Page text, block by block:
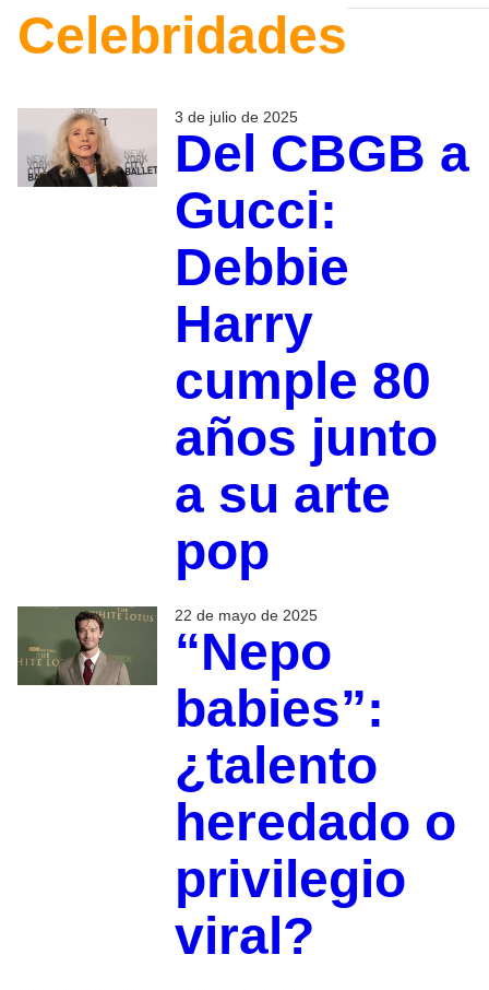
Celebridades
3 de julio de 2025
Del CBGB a
Gucci:
Debbie
Harry
cumple 80
años junto
a su arte
pop
22 de mayo de 2025
“Nepo
babies”:
¿talento
heredado o
privilegio
viral?